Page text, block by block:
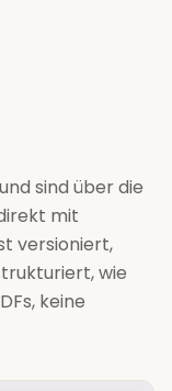
sind über die
mit
versioniert,
wie
keine